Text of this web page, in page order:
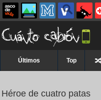
Últimos Top
Héroe de cuatro patas